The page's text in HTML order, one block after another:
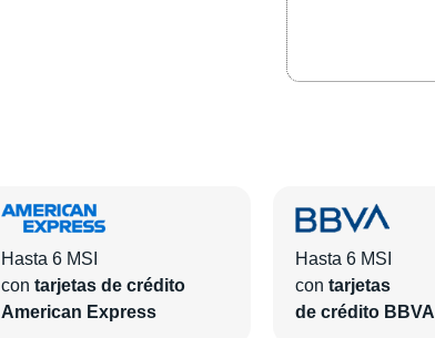
Hasta 6 MSI
con tarjetas de crédito
American Express
Hasta 6 MSI
con tarjetas
de crédito BBVA